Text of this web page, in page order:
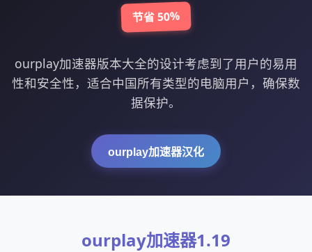
节省 50%
ourplay加速器版本大全的设计考虑到了用户的易用
性和安全性，适合中国所有类型的电脑用户，确保数
据保护。
ourplay加速器汉化
ourplay加速器1.19